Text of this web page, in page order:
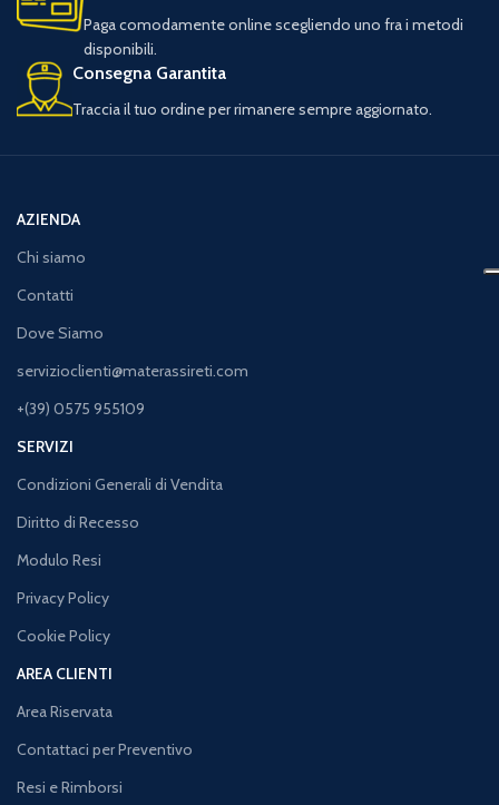
Paga comodamente online scegliendo uno fra i metodi
disponibili.
Consegna Garantita
Traccia il tuo ordine per rimanere sempre aggiornato.
AZIENDA
Chi siamo
Contatti
Dove Siamo
servizioclienti@materassireti.com
+(39) 0575 955109
SERVIZI
Condizioni Generali di Vendita
Diritto di Recesso
Modulo Resi
Privacy Policy
Cookie Policy
AREA CLIENTI
Area Riservata
Contattaci per Preventivo
Resi e Rimborsi